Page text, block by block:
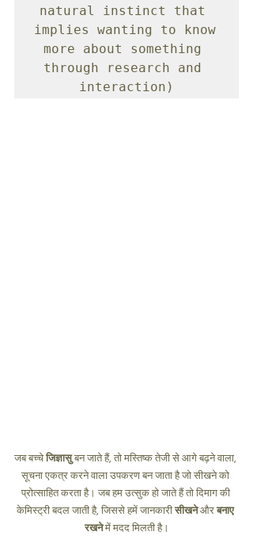
natural instinct that
implies wanting to know
more about something
through research and
interaction)
जब बच्चे जिज्ञासु बन जाते हैं, तो मस्तिष्क तेजी से आगे बढ़ने वाला,
सूचना एकत्र करने वाला उपकरण बन जाता है जो सीखने को
प्रोत्साहित करता है। जब हम उत्सुक हो जाते हैं तो दिमाग की
केमिस्ट्री बदल जाती है, जिससे हमें जानकारी सीखने और बनाए
रखने में मदद मिलती है।